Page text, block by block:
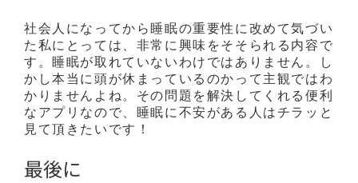
社会人になってから睡眠の重要性に改めて気づい
た私にとっては、非常に興味をそそられる内容で
す。睡眠が取れていないわけではありません。し
かし本当に頭が休まっているのかって主観ではわ
かりませんよね。その問題を解決してくれる便利
なアプリなので、睡眠に不安がある人はチラッと
見て頂きたいです！
最後に